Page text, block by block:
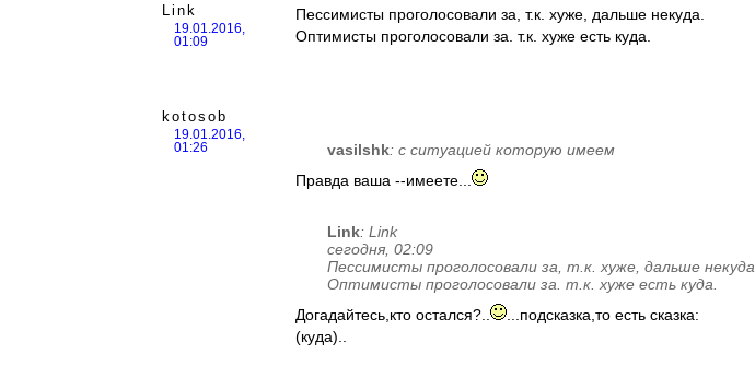
Link
19.01.2016,
01:09
Пессимисты проголосовали за, т.к. хуже, дальше некуда.
Оптимисты проголосовали за. т.к. хуже есть куда.
kotosob
19.01.2016,
01:26
vasilshk: с ситуацией которую имеем
Правда ваша --имеете...
Link: Link
сегодня, 02:09
Пессимисты проголосовали за, т.к. хуже, дальше некуда.
Оптимисты проголосовали за. т.к. хуже есть куда.
Догадайтесь,кто остался?..
...подсказка,то есть сказка:
(куда)..